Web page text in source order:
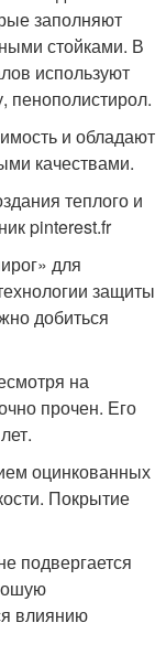
заполняют
стойками. В
используют
пенополистирол.
и обладают
качествами.
теплого и
pinterest.fr
для
защиты
добиться
на
прочен. Его
оцинкованных
Покрытие
подвергается
влиянию